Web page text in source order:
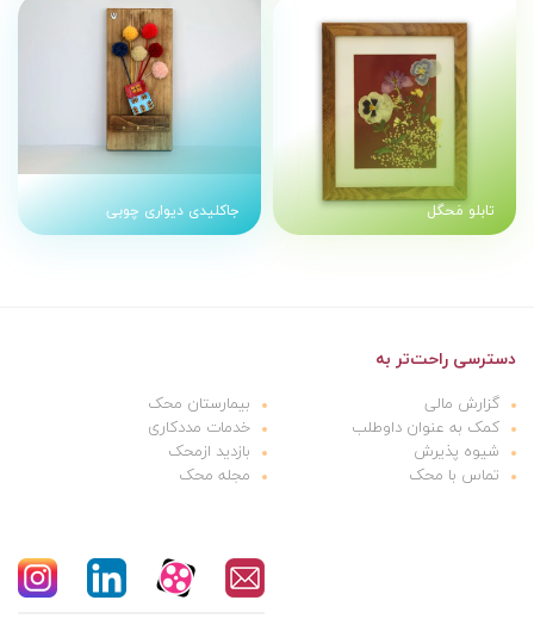
تابلو مَحگل جاکلیدی دیواری چوبی
دسترسی راحت‌تر به
گزارش مالی
بیمارستان محک
کمک به عنوان داوطلب
خدمات مددکاری
شیوه پذیرش
بازدید ازمحک
تماس با محک
مجله محک